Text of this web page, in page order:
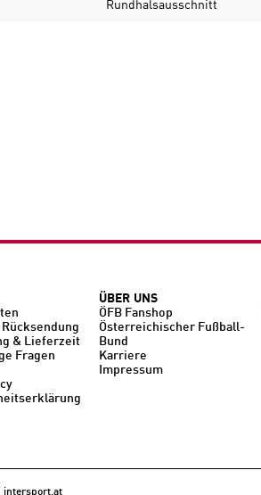
Rundhalsausschnitt
& Lieferzeit
Fragen
ÜBER UNS
ÖFB Fanshop
Österreichischer Fußball-
Bund
Karriere
Impressum
intersport.at